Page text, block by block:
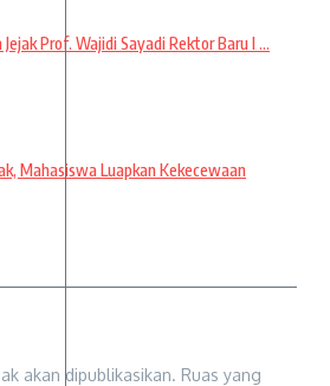
Prof. Wajidi Sayadi Rektor Baru I ...
Mahasiswa Luapkan Kekecewaan
akan dipublikasikan. Ruas yang